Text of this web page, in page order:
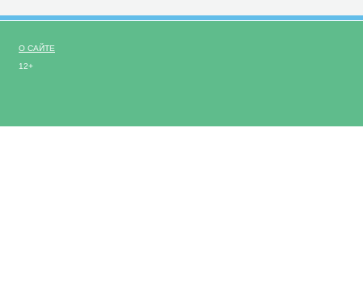
О САЙТЕ
12+